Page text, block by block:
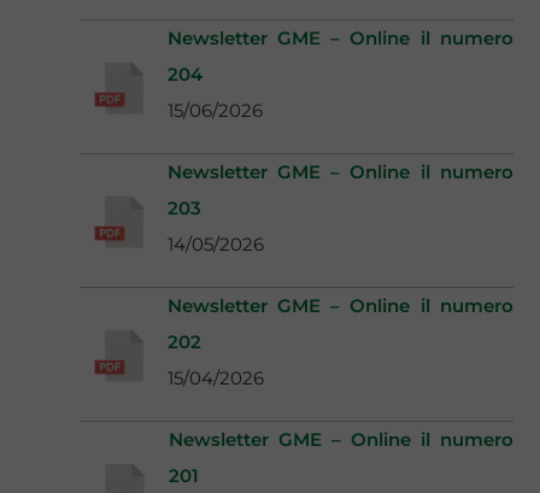
Newsletter GME – Online il numero
204
15/06/2026
Newsletter GME – Online il numero
203
14/05/2026
Newsletter GME – Online il numero
202
15/04/2026
Newsletter GME – Online il numero
201